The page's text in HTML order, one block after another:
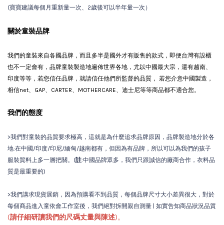
(寶寶建議每個月重新量一次、2歲後可以半年量一次）
關於童裝品牌
我們的童裝來自各國品牌，而且多半是國外才有販售的款式，即便台灣有設櫃
也不一定會有 ，品牌童裝製造地遍佈世界各地，尤以中國最大宗，還有越南、
印度等等，若您信任品牌，就請信任他們所監督的品質， 若您介意中國製造，
相信net、GAP、CARTER、MOTHERCARE、迪士尼等等商品都不適合您。
我們的態度
>我們對童裝的品質要求極高，這就是為什麼追求品牌原因，品牌製造地分於各
地:在中國/印度/印尼/緬甸/越南都有，但因為有品牌，所以可以為我們的孩子
服裝質料上多一層把關。(註:中國品牌眾多，我們只跟誠信的廠商合作，衣料品
質是最重要的)
>我們講求現貨展銷，因為預購看不到品質，每個品牌尺寸大小差異很大，對於
每個商品進入童依會工作室後，我們絕對拆開親自測量 | 如實告知商品狀況品質
(請仔細研讀我們的尺碼丈量與陳述)。